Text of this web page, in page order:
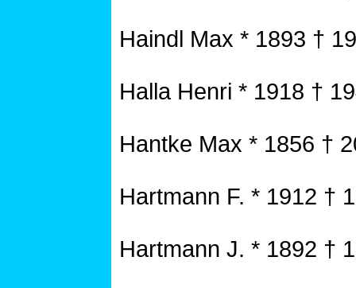
Haindl Max * 1893 †
Halla Henri * 1918 †
Hantke Max * 1856 †
Hartmann F. * 1912 †
Hartmann J. * 1892 †